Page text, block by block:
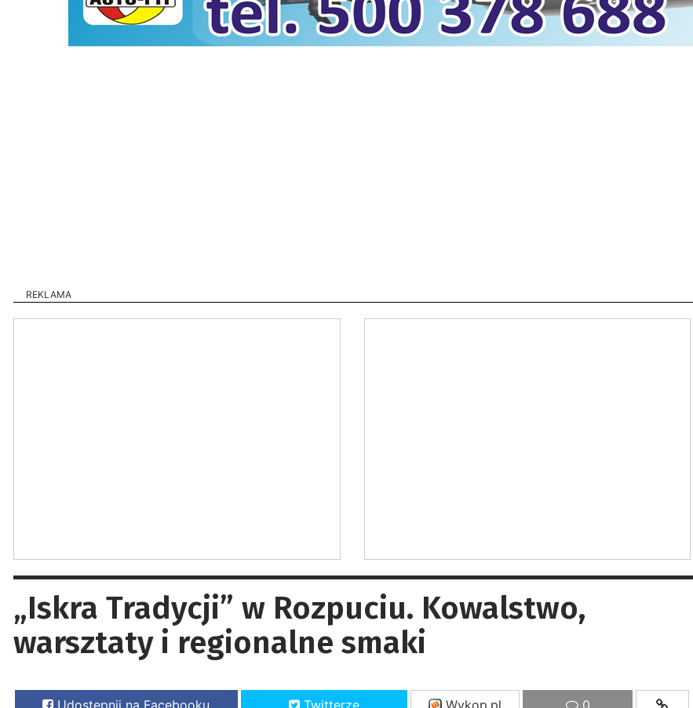
REKLAMA
„Iskra Tradycji” w Rozpuciu. Kowalstwo,
warsztaty i regionalne smaki
Udostępnij na Facebooku Twitterze Wykop.pl 0